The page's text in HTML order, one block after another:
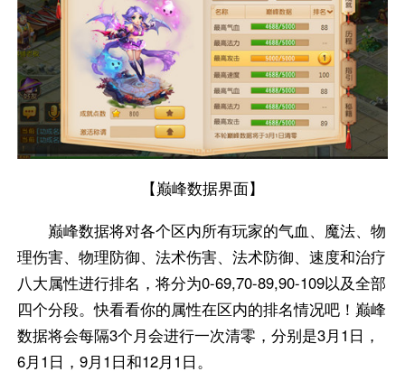
【巅峰数据界面】
巅峰数据将对各个区内所有玩家的气血、魔法、物
理伤害、物理防御、法术伤害、法术防御、速度和治疗
八大属性进行排名，将分为0-69,70-89,90-109以及全部
四个分段。快看看你的属性在区内的排名情况吧！巅峰
数据将会每隔3个月会进行一次清零，分别是3月1日，
6月1日，9月1日和12月1日。